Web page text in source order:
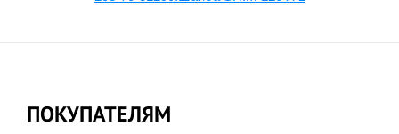
ПОКУПАТЕЛЯМ